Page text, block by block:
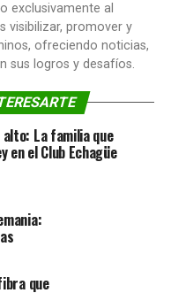
exclusivamente al
visibilizar, promover y
ofreciendo noticias,
sus logros y desafíos.
alto: La familia que
en el Club Echagüe
que